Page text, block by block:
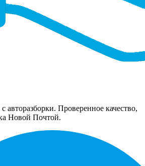
авторазборки. Проверенное качество,
Новой Почтой.